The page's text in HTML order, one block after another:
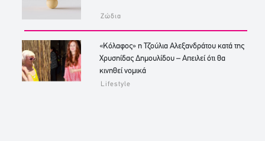
Ζώδια
«Κόλαφος» η Τζούλια Αλεξανδράτου κατά της
Χρυσηίδας Δημουλίδου – Απειλεί ότι θα
κινηθεί νομικά
Lifestyle